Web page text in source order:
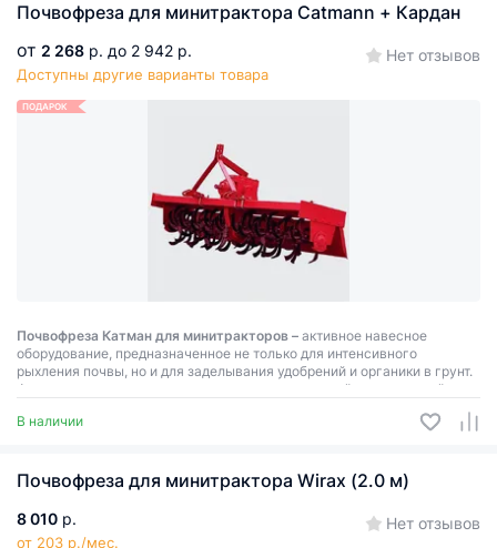
Почвофреза для минитрактора Catmann + Кардан
от 2 268 р. до 2 942 р.
Доступны другие варианты товара
Нет отзывов
ПОДАРОК
Почвофреза Катман для минитракторов – активное навесное
оборудование, предназначенное не только для интенсивного
рыхления почвы, но и для заделывания удобрений и органики в грунт.
Фреза агрегатируется к тракторам со стандартной трехточечной
В наличии
Почвофреза для минитрактора Wirax (2.0 м)
8 010 р.
от 203 р./мес.
Нет отзывов